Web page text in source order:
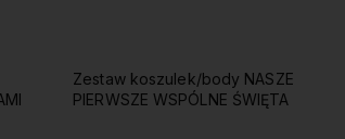
Koszulki dla par Renifer jak
wyszywany